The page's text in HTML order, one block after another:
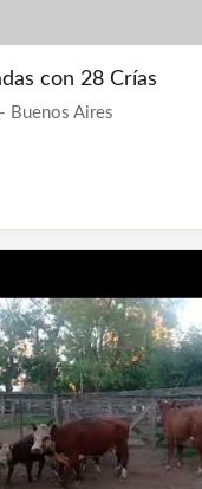
con 28 Crías
Buenos Aires